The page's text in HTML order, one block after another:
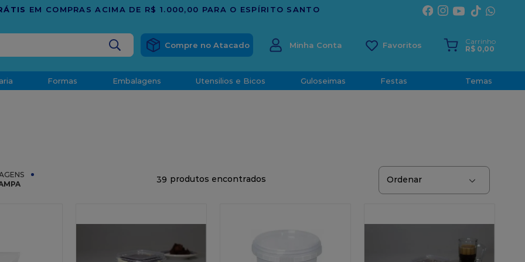
TRADIÇÃO E CONFIANÇA DESDE 2001
Minha Conta
Carrinho
R$ 0,00
Formas Embalagens Utensilios e Bicos Guloseimas Festas Temas
39